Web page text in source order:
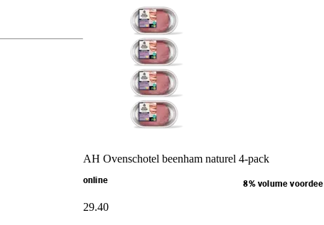
AH Ovenschotel beenham naturel 4-pack
online 8% volume voordeel
29.40